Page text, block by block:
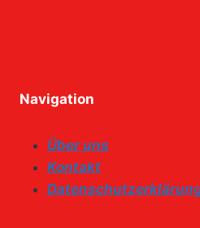
Navigation
Über uns
Kontakt